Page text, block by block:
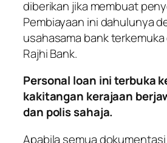
diberikan jika membuat
Pembiayaan ini dahulunya
usahasama bank
Rajhi Bank.
Personal loan ini terbuka
kakitangan kerajaan
dan polis sahaja.
Apabila semua